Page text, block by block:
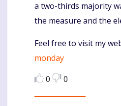
a two-thirds majority
the measure and the
Feel free to visit my
monday
0
0